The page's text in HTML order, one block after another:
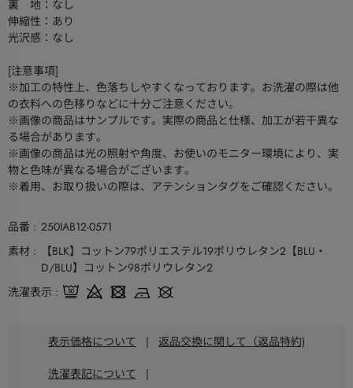
裏 地：なし
伸縮性：あり
光沢感：なし
[注意事項]
※加工の特性上、色落ちしやすくなっております。お洗濯の際は他
の衣料への色移りなどに十分ご注意ください。
※画像の商品はサンプルです。実際の商品と仕様、加工が若干異な
る場合があります。
※画像の商品は光の照射や角度、お使いのモニター環境により、実
物と色味が異なる場合がございます。
※着用、お取り扱いの際は、アテンションタグをご確認ください。
品番
250IAB12-0571
素材
【BLK】コットン79ポリエステル19ポリウレタン2【BLU・
D/BLU】コットン98ポリウレタン2
洗濯表示
表示価格について | 返品交換に関して（返品特約)
洗濯表記について |